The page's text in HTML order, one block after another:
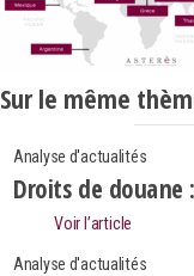
Sur le même
Analyse d'actualités
Droits de
Voir l’article
Analyse d'actualités